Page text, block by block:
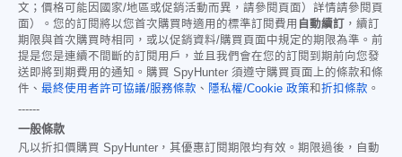
文；價格可能因國家/地區或促銷活動而異，請參閱頁面）詳情請參閱頁
面）。您的訂閱將以您首次購買時適用的標準訂閱費用 自動續訂
，續訂
期限與首次購買時相同，或以促銷資料/購買頁面中規定的期限為準。前
提是您是連續不間斷的訂閱用戶，並且我們會在您的訂閱到期前向您發
送即將到期費用的通知。購買 SpyHunter 須遵守購買頁面上的條款和條
件、 最終使用者許可協議/服務條款 、 隱私權/Cookie 政策和折扣條款 。
------
一般條款
凡以折扣價購買 SpyHunter，其優惠訂閱期限均有效。期限過後，自動